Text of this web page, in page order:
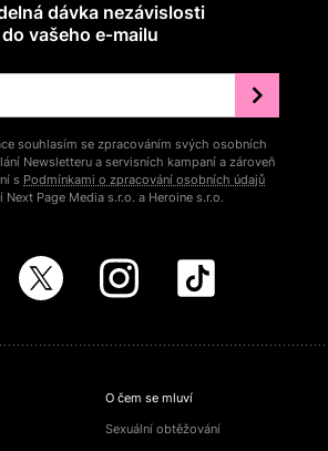
dávka nezávislosti
do vašeho e‑mailu
souhlasím se zpracováním svých osobních
Newsletteru a servisních kampaní a zároveň
s Podmínkami o zpracování osobních údajů
Page Media s.r.o. a Heroine s.r.o.
O čem se mluví
Sexuální obtěžování